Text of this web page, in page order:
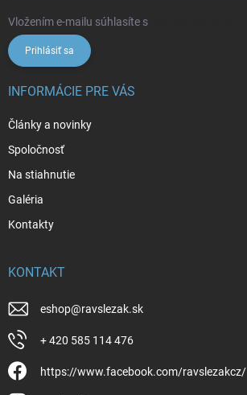
Vložením e-mailu súhlasíte s
Prihlásiť sa
INFORMÁCIE PRE VÁS
Články a novinky
Spoločnosť
Na stiahnutie
Galéria
Kontakty
KONTAKT
eshop@ravslezak.sk
+ 420 585 114 476
https://www.facebook.com/ravslezakcz/